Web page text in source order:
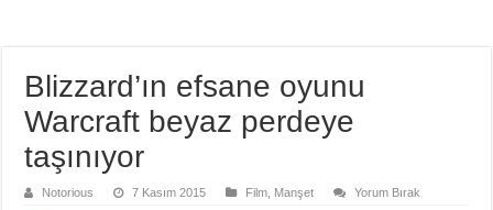
Blizzard’ın efsane oyunu
Warcraft beyaz perdeye
taşınıyor
Notorious 7 Kasım 2015 Film Manşet Yorum Bırak